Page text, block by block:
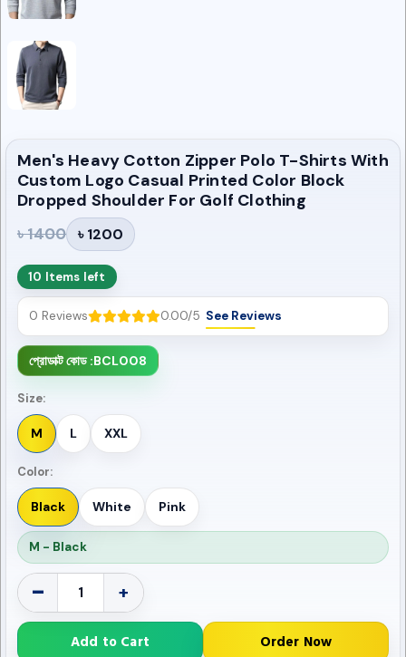
Men's Heavy Cotton Zipper Polo T-Shirts With
Custom Logo Casual Printed Color Block
Dropped Shoulder For Golf Clothing
৳ 1400 ৳ 1200
10 Items left
0 Reviews 0.00/5 See Reviews
প্রোডাক্ট কোড :BCL008
Size:
M L XXL
Color:
Black White Pink
M - Black
- +
Add to Cart Order Now